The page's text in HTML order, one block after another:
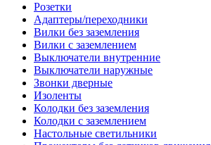
Розетки
Адаптеры/переходники
Вилки без заземления
Вилки с заземлением
Выключатели внутренние
Выключатели наружные
Звонки дверные
Изоленты
Колодки без заземления
Колодки с заземлением
Настольные светильники